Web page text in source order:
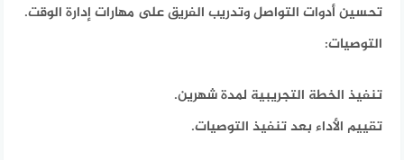
تحسين أدوات التواصل وتدريب الفريق على مهارات إدارة الوقت.
التوصيات:
تنفيذ الخطة التجريبية لمدة شهرين.
تقييم الأداء بعد تنفيذ التوصيات.